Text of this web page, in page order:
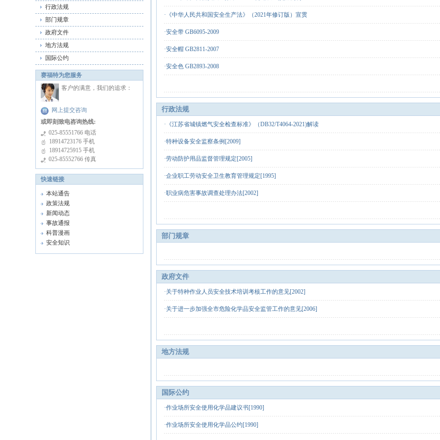
行政法规
部门规章
政府文件
地方法规
国际公约
赛福特为您服务
客户的满意，我们的追求：
网上提交咨询
或即刻致电咨询热线:
025-85551766 电话
18914723176 手机
18914725915 手机
025-85552766 传真
快速链接
本站通告
政策法规
新闻动态
事故通报
科普漫画
安全知识
· 《中华人民共和国安全生产法》（2021年修订版）宣贯
·安全带 GB6095-2009
·安全帽 GB2811-2007
·安全色 GB2893-2008
行政法规
· 《江苏省城镇燃气安全检查标准》（DB32/T4064-2021)解读
·特种设备安全监察条例[2009]
·劳动防护用品监督管理规定[2005]
·企业职工劳动安全卫生教育管理规定[1995]
·职业病危害事故调查处理办法[2002]
部门规章
政府文件
·关于特种作业人员安全技术培训考核工作的意见[2002]
·关于进一步加强全市危险化学品安全监管工作的意见[2006]
地方法规
国际公约
·作业场所安全使用化学品建议书[1990]
·作业场所安全使用化学品公约[1990]